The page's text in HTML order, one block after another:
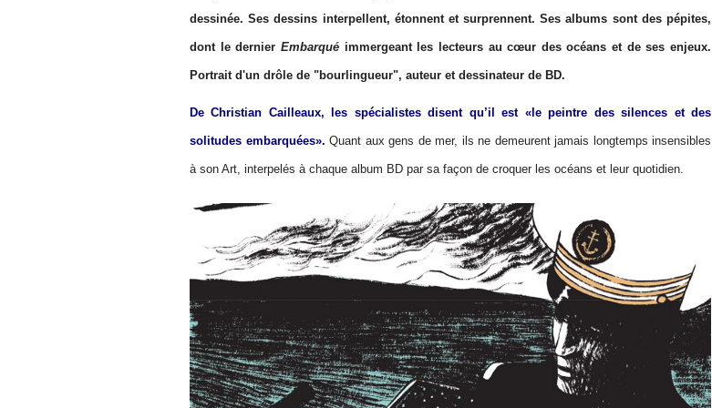
dessinée. Ses dessins interpellent, étonnent et surprennent. Ses albums sont des pépites,
dont le dernier Embarqué immergeant les lecteurs au cœur des océans et de ses enjeux.
Portrait d'un drôle de "bourlingueur", auteur et dessinateur de BD.
De Christian Cailleaux, les spécialistes disent qu’il est «le peintre des silences et des
solitudes embarquées». Quant aux gens de mer, ils ne demeurent jamais longtemps insensibles
à son Art, interpelés à chaque album BD par sa façon de croquer les océans et leur quotidien.